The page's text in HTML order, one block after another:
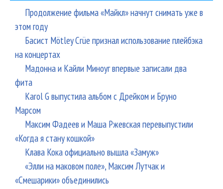
Продолжение фильма «Майкл» начнут снимать уже в
этом году
Басист Mötley Crüe признал использование плейбэка
на концертах
Мадонна и Кайли Миноуг впервые записали два
фита
Karol G выпустила альбом с Дрейком и Бруно
Марсом
Максим Фадеев и Маша Ржевская перевыпустили
«Когда я стану кошкой»
Клава Кока официально вышла «Замуж»
«Элли на маковом поле», Максим Лутчак и
«Смешарики» объединились